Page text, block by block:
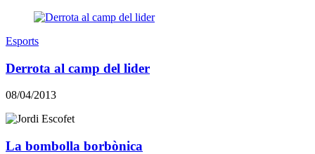
Esports
Derrota al camp del lider
08/04/2013
La bombolla borbònica